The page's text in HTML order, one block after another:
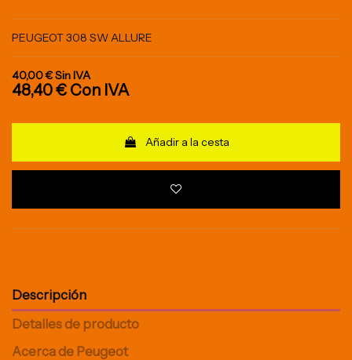
PEUGEOT 308 SW ALLURE
40,00 €Sin IVA
48,40 € Con IVA
Añadir a la cesta
Descripción
Detalles de producto
Acerca de Peugeot